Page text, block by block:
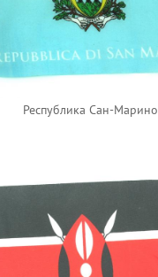
Республика Сан-Марино